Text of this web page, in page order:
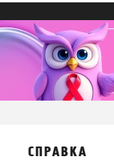
СПРАВКА